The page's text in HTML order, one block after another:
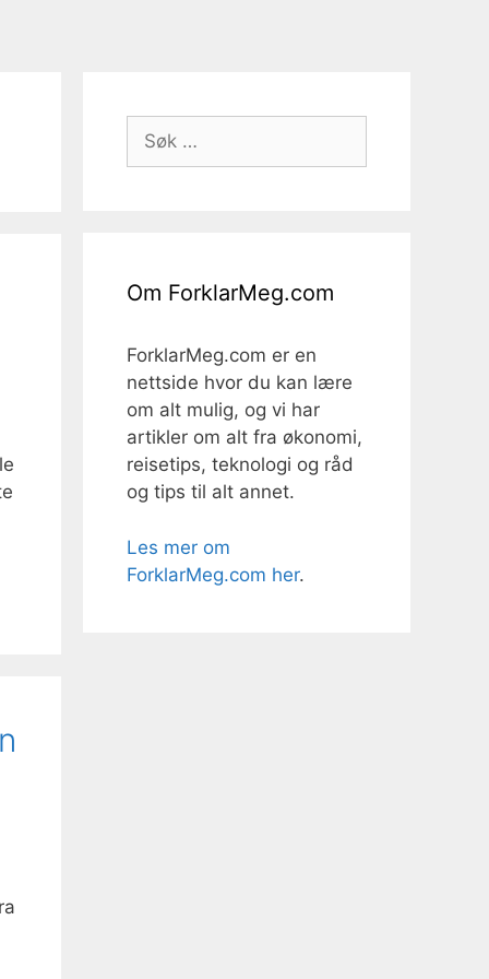
Søk
etter:
Om ForklarMeg.com
ForklarMeg.com er en
nettside hvor du kan lære
om alt mulig, og vi har
artikler om alt fra økonomi,
reisetips, teknologi og råd
og tips til alt annet.
Les mer om
ForklarMeg.com her.